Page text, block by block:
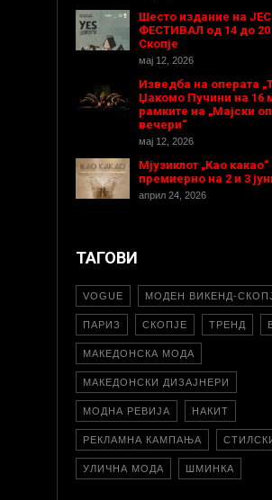
Шесто издание на ЈЕС
ФЕСТИВАЛ од 14 до 20
Скопје
мај 12, 2026
Изведба на операта
Џакомо Пучини на 16
рамките на „Мајски
вечери“
мај 12, 2026
Мјузиклот „Као какао“
премиерно на 2 и 3
април 24, 2026
ТАГОВИ
VOGUE МОДЕН ВИКЕНД-
ПАРИЗ СКОПЈЕ ТРЕНД
МАКЕДОНСКА МОДА
МАКЕДОНСКИ ДИЗАЈНЕРИ
МОДНА РЕВИЈА НАКИТ
РЕКЛАМНА КАМПАЊА
УЛИЧНА МОДА ШМИНКА